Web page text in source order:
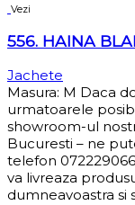
Vezi
556. HAINA
Jachete
Masura: M Daca
urmatoarele
showroom-ul
Bucuresti – ne
telefon
va livreaza
dumneavoastra si